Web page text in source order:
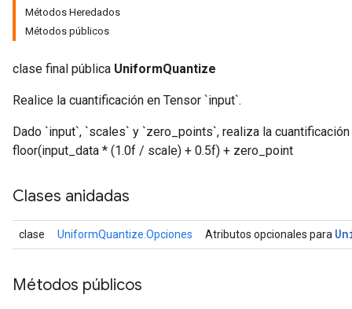
Métodos Heredados
Métodos públicos
clase final pública UniformQuantize
Realice la cuantificación en Tensor `input`.
Dado `input`, `scales` y `zero_points`, realiza la
floor(input_data * (1.0f / scale) + 0.5f) + zero_point
Clases anidadas
clase UniformQuantize.Opciones Atributos opcionales para
Métodos públicos